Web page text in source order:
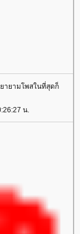
ยายามโพสในที่สุดก็
น.